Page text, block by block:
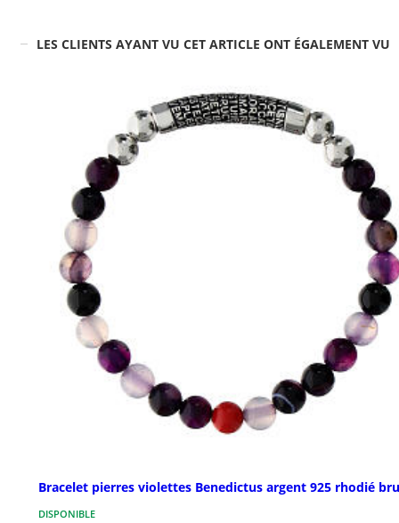
LES CLIENTS AYANT VU CET ARTICLE ONT ÉGALEMENT VU
Bracelet pierres violettes Benedictus argent 925 rhodié
DISPONIBLE